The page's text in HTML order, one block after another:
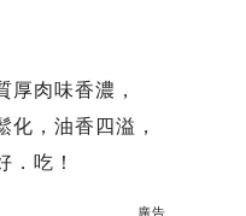
厚肉味香濃，
化，油香四溢，
．吃！
廣告